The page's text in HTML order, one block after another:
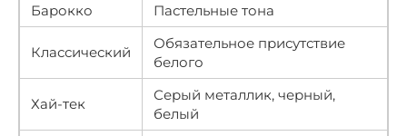
Барокко
Пастельные тона
Классический
Обязательное присутствие
белого
Хай-тек
Серый металлик, черный,
белый